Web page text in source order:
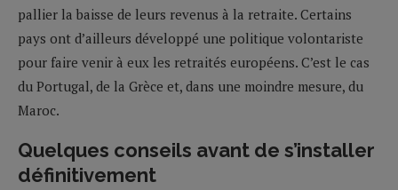
pallier la baisse de leurs revenus à la retraite. Certains
pays ont d’ailleurs développé une politique volontariste
pour faire venir à eux les retraités européens. C’est le cas
du Portugal, de la Grèce et, dans une moindre mesure, du
Maroc.
Quelques conseils avant de s’installer
définitivement